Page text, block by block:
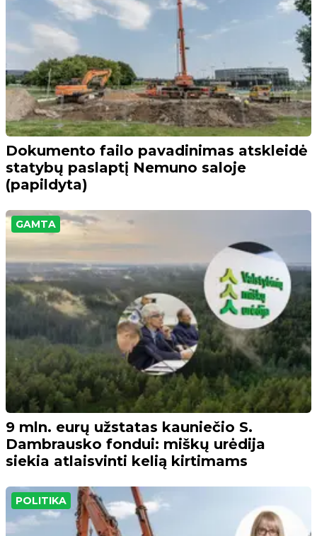
Dokumento failo pavadinimas atskleidė
statybų paslaptį Nemuno saloje
(papildyta)
GAMTA
9 mln. eurų užstatas kauniečio S.
Dambrausko fondui: miškų urėdija
siekia atlaisvinti kelią kirtimams
POLITIKA